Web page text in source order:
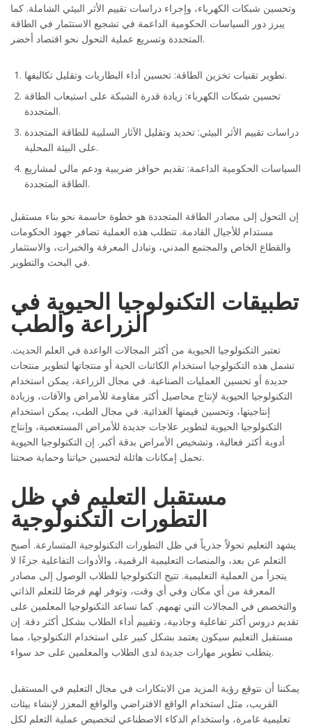
وتحسين شبكات الكهرباء، وإجراء دراسات تقييم الأثر البيئي الشاملة. كما
يبرز دور السياسات الحكومية الداعمة في تشجيع الاستثمار في الطاقة
المتجددة وتسريع عملية التحول نحو اقتصاد أخضر.
تطوير تقنيات تخزين الطاقة: تحسين أداء البطاريات وتقليل تكاليفها.
تحسين شبكات الكهرباء: زيادة قدرة الشبكة على استيعاب الطاقة
المتجددة.
دراسات تقييم الأثر البيئي: تحديد وتقليل الآثار السلبية للطاقة المتجددة
على البيئة المحلية.
السياسات الحكومية الداعمة: تقديم حوافز ضريبية ودعم مالي لمشاريع
الطاقة المتجددة.
إن التحول إلى مصادر الطاقة المتجددة هو خطوة حاسمة نحو بناء مستقبل
مستدام للأجيال القادمة. تتطلب هذه العملية تضافر جهود الحكومات
والقطاع الخاص والمجتمع المدني، وتبادل المعرفة والخبرات، والاستثمار
في البحث والتطوير.
تطبيقات التكنولوجيا الحيوية في
الزراعة والطب
تعتبر التكنولوجيا الحيوية من أكثر المجالات الواعدة في العلم الحديث.
تشمل هذه التكنولوجيا استخدام الكائنات الحية أو منتجاتها لتطوير منتجات
جديدة أو تحسين العمليات الصناعية. في مجال الزراعة، يمكن استخدام
التكنولوجيا الحيوية لإنتاج محاصيل أكثر مقاومة للأمراض والآفات، وزيادة
إنتاجيتها، وتحسين قيمتها الغذائية. في مجال الطب، يمكن استخدام
التكنولوجيا الحيوية لتطوير علاجات جديدة للأمراض المستعصية، وإنتاج
أدوية أكثر فعالية، وتشخيص الأمراض بدقة أكبر. إن التكنولوجيا الحيوية
تحمل إمكانات هائلة لتحسين حياتنا وحماية صحتنا.
مستقبل التعليم في ظل
التطورات التكنولوجية
يشهد التعليم تحولاً جذرياً في ظل التطورات التكنولوجية المتسارعة. أصبح
التعلم عن بعد، والمنصات التعليمية الرقمية، والأدوات التفاعلية جزءًا لا
يتجزأ من العملية التعليمية. تتيح التكنولوجيا للطلاب الوصول إلى مصادر
المعرفة من أي مكان وفي أي وقت، وتوفر لهم فرصًا للتعلم الذاتي
والتخصص في المجالات التي تهمهم. كما تساعد التكنولوجيا المعلمين على
تقديم دروس أكثر تفاعلية وجاذبية، وتقييم أداء الطلاب بشكل أكثر دقة. إن
مستقبل التعليم سيكون يعتمد بشكل كبير على استخدام التكنولوجيا، مما
يتطلب تطوير مهارات جديدة لدى الطلاب والمعلمين على حد سواء.
يمكننا أن نتوقع رؤية المزيد من الابتكارات في مجال التعليم في المستقبل
القريب، مثل استخدام الواقع الافتراضي والواقع المعزز لإنشاء بيئات
تعليمية غامرة، واستخدام الذكاء الاصطناعي لتخصيص عملية التعلم لكل